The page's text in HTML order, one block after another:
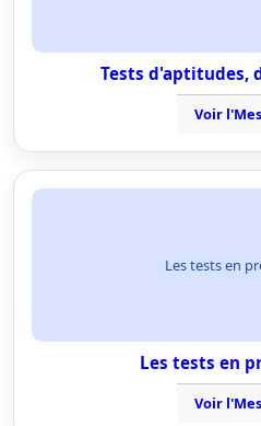
Tests d'aptitudes,
Voir
Les tests en
Les tests en
Voir